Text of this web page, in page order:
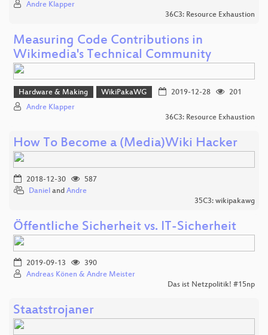
Andre Klapper
36C3: Resource Exhaustion
Measuring Code Contributions in
Wikimedia's Technical Community
Hardware & Making WikiPakaWG 2019-12-28
201
Andre Klapper
36C3: Resource Exhaustion
How To Become a (Media)Wiki Hacker
2018-12-30
587
Daniel and Andre
35C3: wikipakawg
Öffentliche Sicherheit vs. IT-Sicherheit
2019-09-13
390
Andreas Könen & Andre Meister
Das ist Netzpolitik! #15np
Staatstrojaner